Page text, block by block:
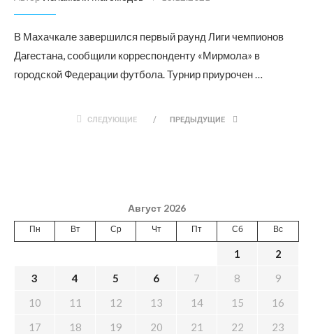
В Махачкале завершился первый раунд Лиги чемпионов
Дагестана, сообщили корреспонденту «Мирмола» в
городской Федерации футбола. Турнир приурочен …
СЛЕДУЮЩИЕ ПРЕДЫДУЩИЕ
Август 2026
Пн Вт Ср Чт Пт Сб Вс
1
2
3
4 5 6 7 8
9
10
11 12 13 14 15
16
17
18 19 20 21 22
23